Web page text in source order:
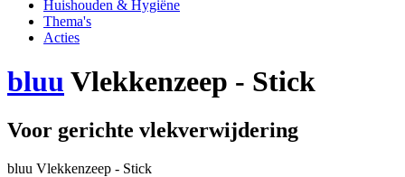
Huishouden & Hygiëne
Thema's
Acties
bluu Vlekkenzeep - Stick
Voor gerichte vlekverwijdering
bluu Vlekkenzeep - Stick